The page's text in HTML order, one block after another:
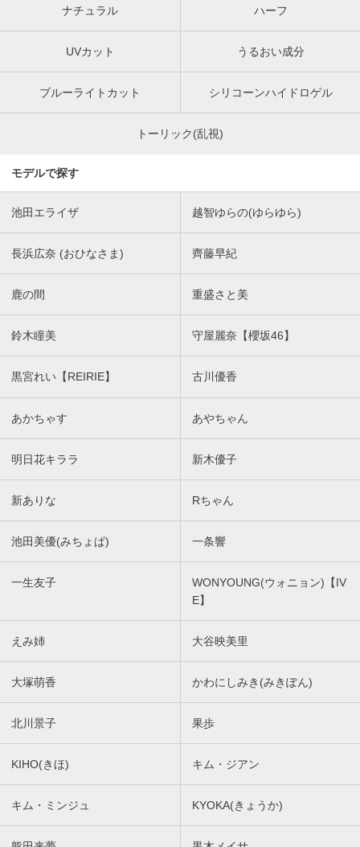
ナチュラル ハーフ
UVカット うるおい成分
ブルーライトカット シリコーンハイドロゲル
トーリック(乱視)
モデルで探す
池田エライザ 越智ゆらの(ゆらゆら)
長浜広奈 (おひなさま) 齊藤早紀
鹿の間 重盛さと美
鈴木瞳美 守屋麗奈【櫻坂46】
黒宮れい【REIRIE】 古川優香
あかちゃす あやちゃん
明日花キララ 新木優子
新ありな Rちゃん
池田美優(みちょぱ) 一条響
一生友子
WONYOUNG(ウォニョン)【IV
E】
えみ姉 大谷映美里
大塚萌香 かわにしみき(みきぽん)
北川景子 果歩
KIHO(きほ) キム・ジアン
キム・ミンジュ KYOKA(きょうか)